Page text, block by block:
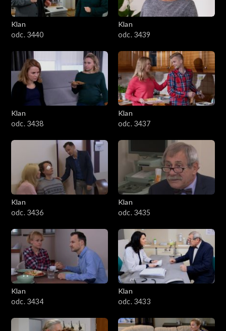
Klan
odc. 3440
Klan
odc. 3439
Klan
odc. 3438
Klan
odc. 3437
Klan
odc. 3436
Klan
odc. 3435
Klan
odc. 3434
Klan
odc. 3433